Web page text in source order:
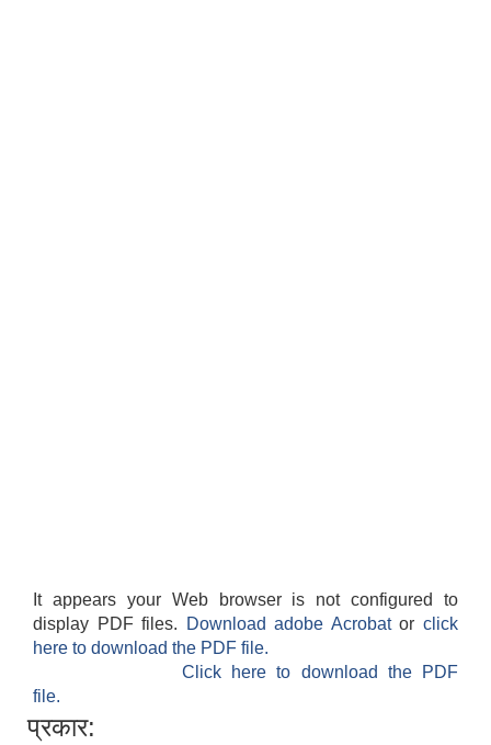
It appears your Web browser is not configured to
display PDF files.
Download adobe Acrobatorclick
here to download the PDF file.
Click here to download the PDF
file.
प्रकार: